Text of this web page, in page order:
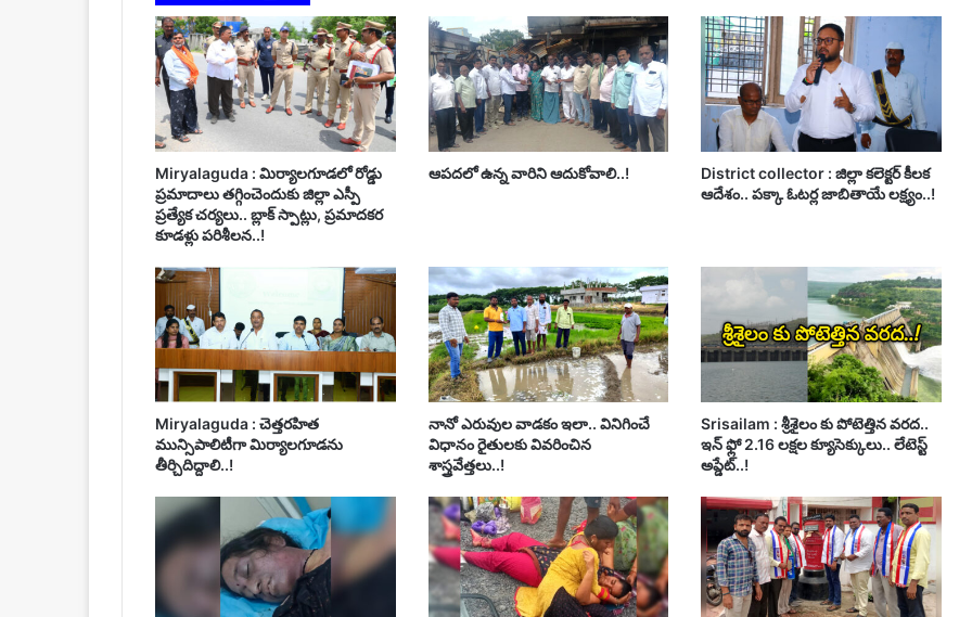
Miryalaguda : మిర్యాలగూడలో రోడ్డు
ప్రమాదాలు తగ్గించెందుకు జిల్లా ఎస్పీ
ప్రత్యేక చర్యలు.. బ్లాక్ స్పాట్లు, ప్రమాదకర
కూడళ్లు పరిశీలన..!
ఆపదలో ఉన్న వారిని ఆదుకోవాలి..!
District collector : జిల్లా కలెక్టర్ కీలక
ఆదేశం.. పక్కా ఓటర్ల జాబితాయే లక్ష్యం..!
Miryalaguda : చెత్తరహిత
మున్సిపాలిటీగా మిర్యాలగూడను
తీర్చిదిద్దాలి..!
నానో ఎరువుల వాడకం ఇలా.. వినిగించే
విధానం రైతులకు వివరించిన
శాస్త్రవేత్తలు..!
Srisailam : శ్రీశైలం కు పోటెత్తిన వరద..
ఇన్ ఫ్లో 2.16 లక్షల క్యూసెక్కులు.. లేటెస్ట్
అప్డేట్..!